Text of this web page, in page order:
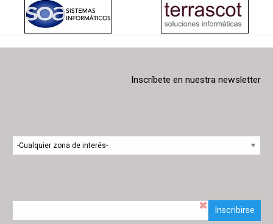
Inscríbete en nuestra newsletter
Inscribirse